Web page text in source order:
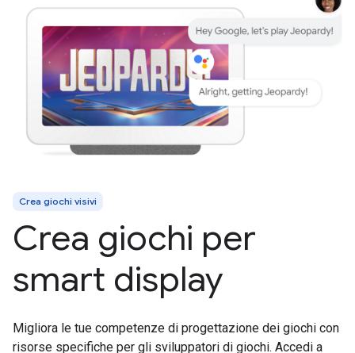
Crea giochi visivi
Crea giochi per
smart display
Migliora le tue competenze di progettazione dei giochi con
risorse specifiche per gli sviluppatori di giochi. Accedi a